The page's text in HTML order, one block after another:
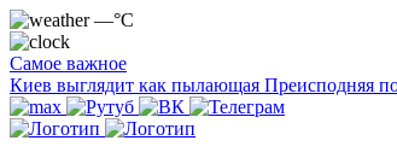
—°C
Самое важное
Киев выглядит как пылающая Преисподняя